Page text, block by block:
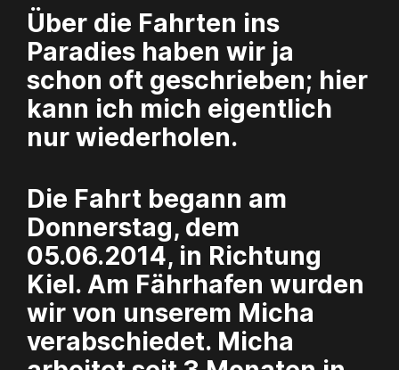
Über die Fahrten ins
Paradies haben wir ja
schon oft geschrieben; hier
kann ich mich eigentlich
nur wiederholen.
Die Fahrt begann am
Donnerstag, dem
05.06.2014, in Richtung
Kiel. Am Fährhafen wurden
wir von unserem Micha
verabschiedet. Micha